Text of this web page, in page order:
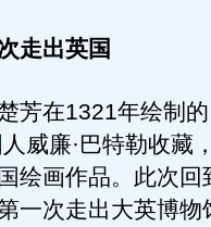
走出英国
在1321年绘制的
威廉·巴特勒收藏
绘画作品。此次回
一次走出大英博物